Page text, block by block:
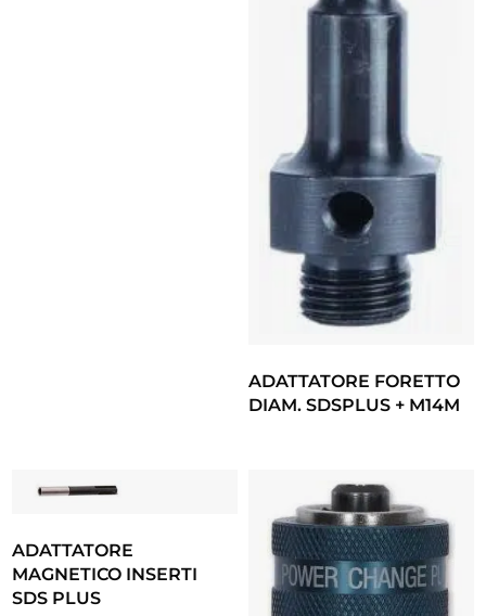
ADATTATORE FORETTO
DIAM. SDSPLUS + M14M
ADATTATORE
MAGNETICO INSERTI
SDS PLUS